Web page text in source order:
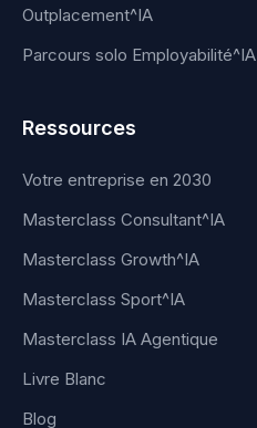
Outplacement^IA
Parcours solo Employabilité^IA
Ressources
Votre entreprise en 2030
Masterclass Consultant^IA
Masterclass Growth^IA
Masterclass Sport^IA
Masterclass IA Agentique
Livre Blanc
Blog